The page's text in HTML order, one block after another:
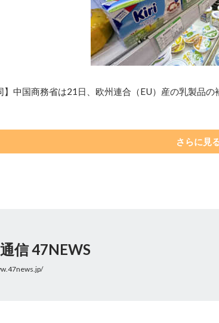
】中国商務省は21日、欧州連合（EU）産の乳製品
さらに見
信 47NEWS